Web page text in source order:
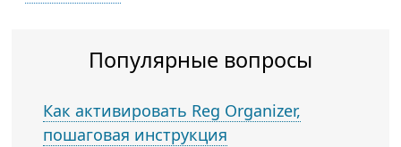
Популярные вопросы
Как активировать Reg Organizer,
пошаговая инструкция